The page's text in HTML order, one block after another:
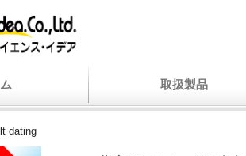
取扱製品
dating